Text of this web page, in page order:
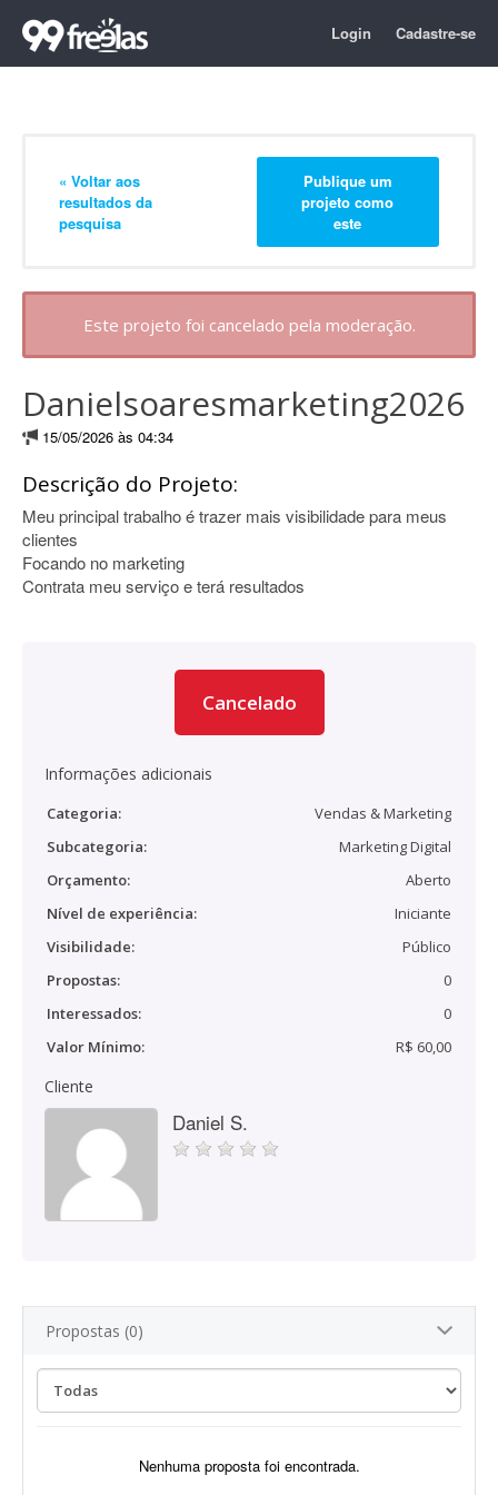
Login Cadastre-se
« Voltar aos
resultados da
pesquisa
Publique um
projeto como
este
Este projeto foi cancelado pela moderação.
Danielsoaresmarketing2026
15/05/2026 às 04:34
Descrição do Projeto:
Meu principal trabalho é trazer mais visibilidade para meus
clientes
Focando no marketing
Contrata meu serviço e terá resultados
Cancelado
Informações adicionais
Categoria:
Vendas & Marketing
Subcategoria:
Marketing Digital
Orçamento:
Aberto
Nível de experiência:
Iniciante
Visibilidade:
Público
Propostas:
0
Interessados:
0
Valor Mínimo:
R$ 60,00
Cliente
Daniel S.
Propostas (0)
Nenhuma proposta foi encontrada.